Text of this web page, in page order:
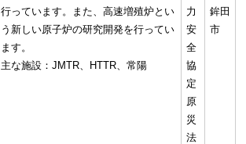
行っています。また、高速増殖炉とい
う新しい原子炉の研究開発を行ってい
ます。
主な施設：JMTR、HTTR、常陽
力
安
全
協
定
原
災
法
鉾田
市